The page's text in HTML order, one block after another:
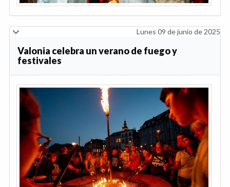
Lunes 09 de junio de 2025
Valonia celebra un verano de fuego y
festivales